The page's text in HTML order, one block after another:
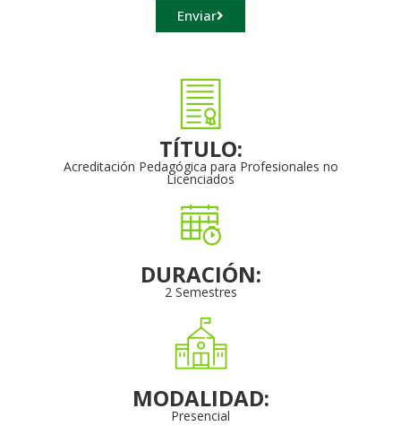
Enviar
TÍTULO:
Acreditación Pedagógica para Profesionales no
Licenciados
DURACIÓN:
2 Semestres
MODALIDAD:
Presencial